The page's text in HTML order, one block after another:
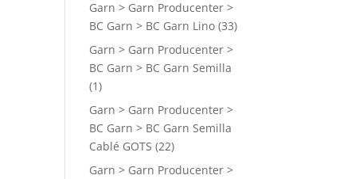
Garn > Garn Producenter >
BC Garn > BC Garn Lino (33)
Garn > Garn Producenter >
BC Garn > BC Garn Semilla
(1)
Garn > Garn Producenter >
BC Garn > BC Garn Semilla
Cablé GOTS (22)
Garn > Garn Producenter >